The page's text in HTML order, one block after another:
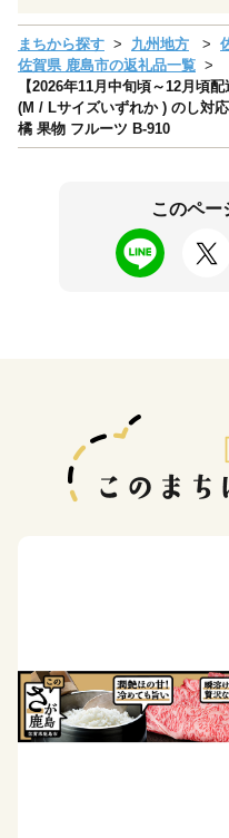
まちから探す 九州地方
佐賀県 鹿島市の返礼品一覧
【2026年11月中旬頃～12月頃
(M / Lサイズいずれか ) のし対
橘 果物 フルーツ B-910
このペー